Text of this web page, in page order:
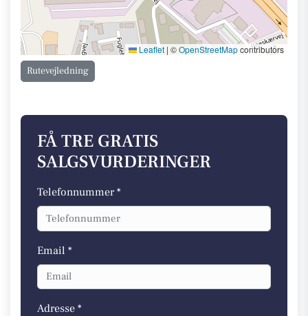
Leaflet | ©OpenStreetMapcontributors
Rutevejledning
FÅ TRE GRATIS
SALGSVURDERINGER
Telefonnummer *
Email *
Adresse *